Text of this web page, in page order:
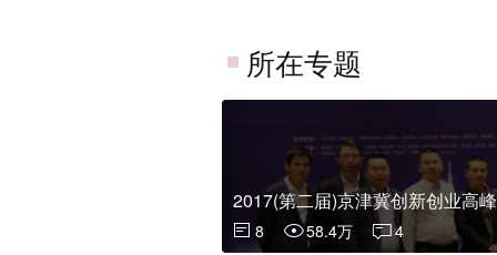
所在专题
2017(第二届)京津冀创新创业高
8 58.4万 4